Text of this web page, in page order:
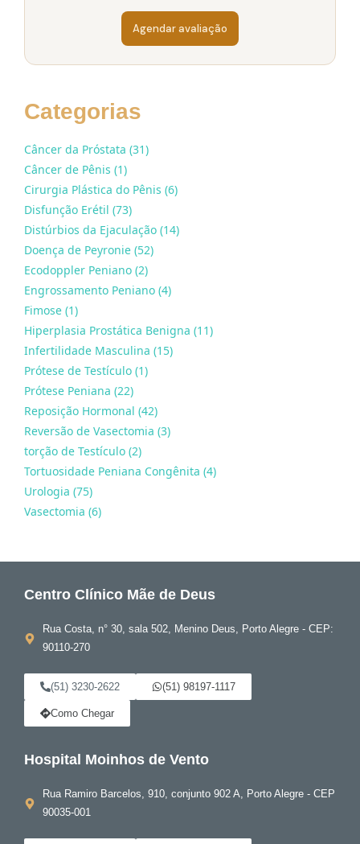
Agendar avaliação
Categorias
Câncer da Próstata (31)
Câncer de Pênis (1)
Cirurgia Plástica do Pênis (6)
Disfunção Erétil (73)
Distúrbios da Ejaculação (14)
Doença de Peyronie (52)
Ecodoppler Peniano (2)
Engrossamento Peniano (4)
Fimose (1)
Hiperplasia Prostática Benigna (11)
Infertilidade Masculina (15)
Prótese de Testículo (1)
Prótese Peniana (22)
Reposição Hormonal (42)
Reversão de Vasectomia (3)
torção de Testículo (2)
Tortuosidade Peniana Congênita (4)
Urologia (75)
Vasectomia (6)
Centro Clínico Mãe de Deus
Rua Costa, n° 30, sala 502, Menino Deus, Porto Alegre - CEP:
90110-270
(51) 3230-2622 (51) 98197-1117
Como Chegar
Hospital Moinhos de Vento
Rua Ramiro Barcelos, 910, conjunto 902 A, Porto Alegre - CEP
90035-001